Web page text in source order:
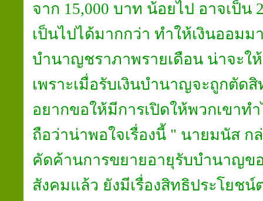
จาก 15,000 บาท น้อยไป อาจเป็น
เป็นไปได้มากกว่า ทำให้เงินออม
บำนาญชราภาพรายเดือน น่าจะใ
เพราะเมื่อรับเงินบำนาญจะถูกตัด
อยากขอให้มีการเปิดให้พวกเขาท
ถือว่าน่าพอใจเรื่องนี้ " นายมนัส ก
คัดค้านการขยายอายุรับบำนาญข
สังคมแล้ว ยังมีเรื่องสิทธิประโยช